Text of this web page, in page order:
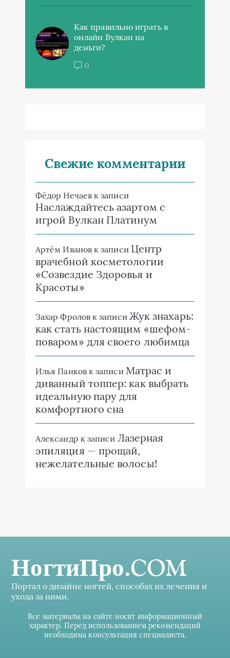
Как правильно играть в
онлайн Вулкан на
деньги?
0
Свежие комментарии
Фёдор Нечаевк записи
Наслаждайтесь азартом с
игрой Вулкан Платинум
Артём Ивановк записи Центр
врачебной косметологии
«Созвездие Здоровья и
Красоты»
Захар Фроловк записи Жук знахарь:
как стать настоящим «шефом-
поваром» для своего любимца
Илья Панковк записи Матрас и
диванный топпер: как выбрать
идеальную пару для
комфортного сна
Александр к записи Лазерная
эпиляция — прощай,
нежелательные волосы!
НогтиПро.COM
Портал о дизайне ногтей, способах их лечения и
ухода за ними.
Все материалы на сайте носят информационный
характер. Перед использованием рекомендаций
необходима консультация специалиста.